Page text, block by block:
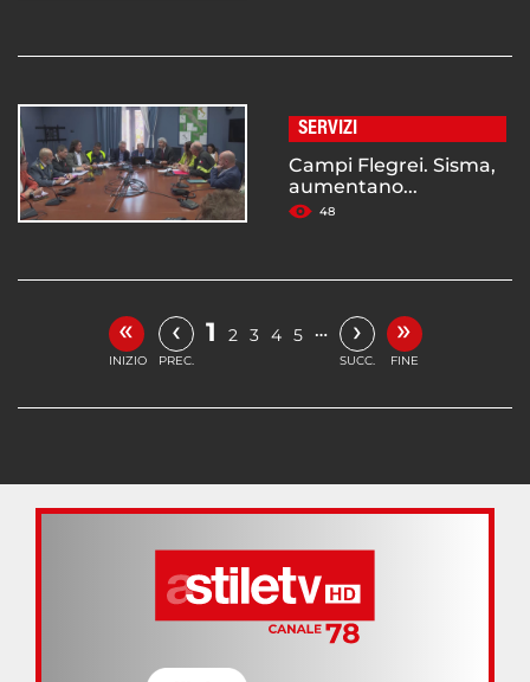
SERVIZI
Campi Flegrei. Sisma,
aumentano...
48
«
INIZIO
‹
PREC.
1 2 3 4 5 … ›
SUCC.
»
FINE